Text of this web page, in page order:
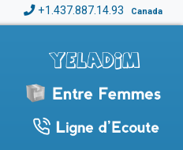
+1.437.887.14.93 Canada